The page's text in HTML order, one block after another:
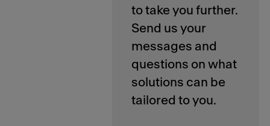
to take you further.
Send us your
messages and
questions on what
solutions can be